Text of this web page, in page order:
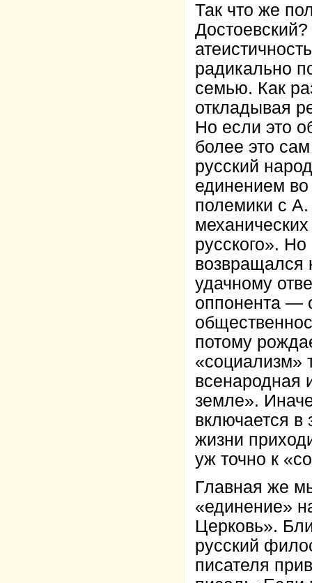
Так что же
радикально
семью. Как
откладывая
Но если это
более это
русский
единением
полемики с
русского».
возвращался
удачному
оппонента —
потому
«социализм»
всенародная
земле».
включается в
жизни
уж точно к
Главная же
«единение»
Церковь».
русский
писателя